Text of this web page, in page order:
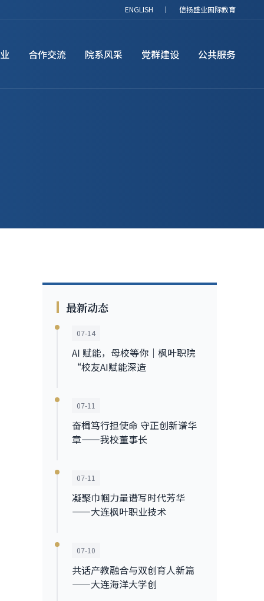
ENGLISH 丨 信扬盛业国际教育
合作交流 院系风采 党群建设 公共服务
最新动态
07-14
AI 赋能，母校等你｜枫叶职院
“校友AI赋能深造
07-11
奋楫笃行担使命 守正创新谱华
章——我校董事长
07-11
凝聚巾帼力量谱写时代芳华
——大连枫叶职业技术
07-10
共话产教融合与双创育人新篇
——大连海洋大学创